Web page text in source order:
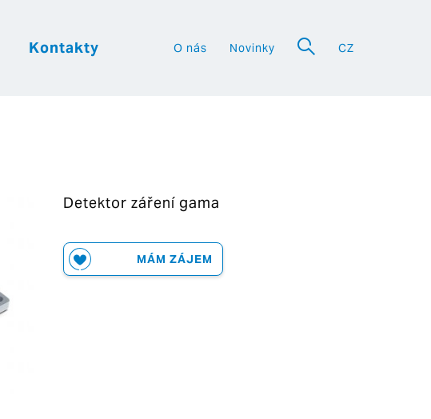
Kontakty O nás Novinky CZ
Detektor záření gama
MÁM ZÁJEM